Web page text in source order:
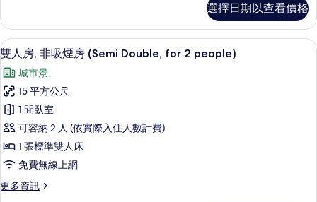
有
相
片
房,
吸
煙
的
詳
情
選擇日期以查看價格
顯
示
雙
人
房,
非
吸
煙
房
雙人房, 非吸煙房 (Semi Double, for
5
雙人房, 非吸煙房 (Semi Double, for 2 people)
城市景
15 平方公尺
1 間臥室
可容納 2 人 (依實際入住人數計費)
1 張標準雙人床
免費無線上網
更多資訊
更